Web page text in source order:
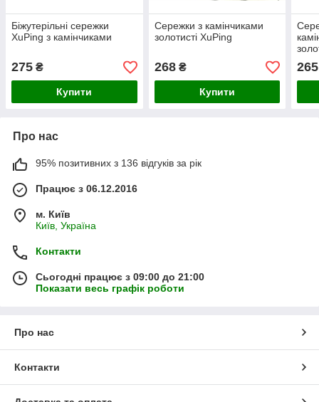
Біжутерільні сережки
XuPing з камінчиками
275 ₴
Купити
Сережки з камінчиками
золотисті XuPing
268₴
Купити
265
Про нас
95% позитивних з 136 відгуків за рік
Працює з 06.12.2016
м. Київ
Київ, Україна
Контакти
Сьогодні працює з 09:00 до 21:00
Показати весь графік роботи
Про нас
Контакти